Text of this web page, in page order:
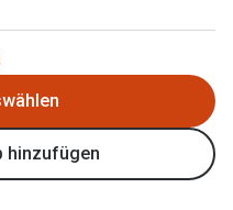
hinzufügen